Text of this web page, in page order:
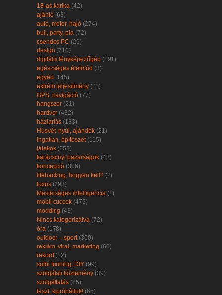
18-as karika (42)
ajánló (63)
autó, motor, hajó (274)
buli, party, pia (72)
csendes PC (29)
design (710)
digitális fényképezőgép (191)
egészséges életmód (3)
egyéb (145)
extrém teljesítmény (11)
GPS, navigáció (77)
hangszer (21)
hardver (432)
háztartás (183)
Húsvét, nyúl, ajándék (21)
ingatlan, építészet(115)
játékok (253)
karácsonyi pazarságok (43)
koncepció (306)
lifehacking, hogyan kell? (2)
luxus (293)
Mesterséges intelligencia (1)
mobil cuccok (475)
modding (43)
Nincs kategorizálva (72)
óra (178)
outdoor – sport(300)
reklám, viral, marketing (60)
rekord (12)
sufni tunning, DIY (99)
szolgálati közlemény (39)
szolgáltatás (85)
teszt, kipróbáltuk! (65)